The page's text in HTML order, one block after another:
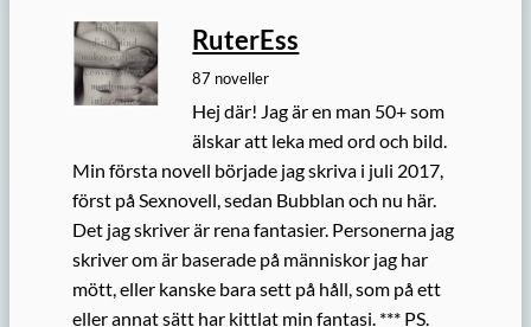
RuterEss
87 noveller
Hej där! Jag är en man 50+ som
älskar att leka med ord och bild.
Min första novell började jag skriva i juli 2017,
först på Sexnovell, sedan Bubblan och nu här.
Det jag skriver är rena fantasier. Personerna jag
skriver om är baserade på människor jag har
mött, eller kanske bara sett på håll, som på ett
eller annat sätt har kittlat min fantasi. *** PS.